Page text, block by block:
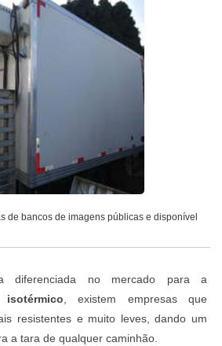
de bancos de imagens públicas e disponível
diferenciada no mercado para a
, existem empresas que
resistentes e muito leves, dando um
a tara de qualquer caminhão.